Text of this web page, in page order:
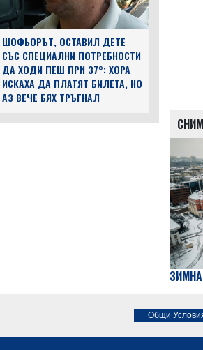
ШОФЬОРЪТ, ОСТАВИЛ ДЕТЕ
СЪС СПЕЦИАЛНИ ПОТРЕБНОСТИ
ДА ХОДИ ПЕШ ПРИ 37°: ХОРА
ИСКАХА ДА ПЛАТЯТ БИЛЕТА, НО
АЗ ВЕЧЕ БЯХ ТРЪГНАЛ
Общи